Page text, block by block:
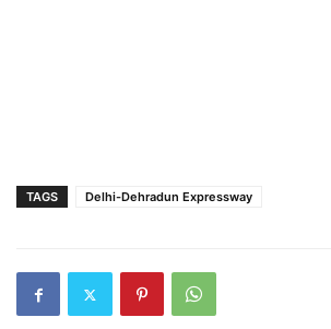
TAGS Delhi-Dehradun Expressway